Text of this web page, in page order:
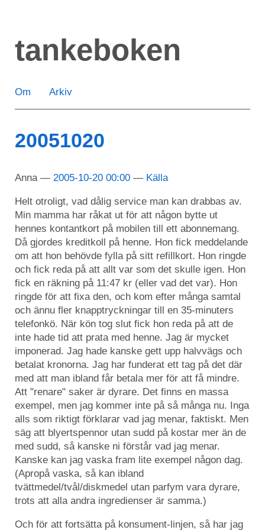
huvudinnehåll
tankeboken
Om Arkiv
20051020
Anna 2005-10-20 00:00 Källa
Helt otroligt, vad dålig service man kan drabbas av.
Min mamma har råkat ut för att någon bytte ut
hennes kontantkort på mobilen till ett abonnemang.
Då gjordes kreditkoll på henne. Hon fick meddelande
om att hon behövde fylla på sitt refillkort. Hon ringde
och fick reda på att allt var som det skulle igen. Hon
fick en räkning på 11:47 kr (eller vad det var). Hon
ringde för att fixa den, och kom efter många samtal
och ännu fler knapptryckningar till en 35-minuters
telefonkö. När kön tog slut fick hon reda på att de
inte hade tid att prata med henne. Jag är mycket
imponerad. Jag hade kanske gett upp halvvägs och
betalat kronorna. Jag har funderat ett tag på det där
med att man ibland får betala mer för att få mindre.
Att "renare" saker är dyrare. Det finns en massa
exempel, men jag kommer inte på så många nu. Inga
alls som riktigt förklarar vad jag menar, faktiskt. Men
säg att blyertspennor utan sudd på kostar mer än de
med sudd, så kanske ni förstår vad jag menar.
Kanske kan jag vaska fram lite exempel någon dag.
(Apropå vaska, så kan ibland
tvättmedel/tvål/diskmedel utan parfym vara dyrare,
trots att alla andra ingredienser är samma.)
Och för att fortsätta på konsument-linjen, så har jag